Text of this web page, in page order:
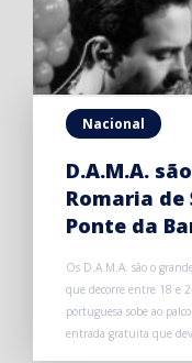
Nacional
D.A.M.A.
Romaria de
Ponte da
Os D.A.M.A. são o
que decorre entre 18 e
portuguesa sobe ao
entrada gratuita que